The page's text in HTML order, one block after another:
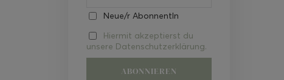
Neue/r AbonnentIn
Hiermit akzeptierst du
unsere Datenschutzerklärung.